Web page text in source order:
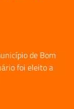
de Bom
foi eleito a